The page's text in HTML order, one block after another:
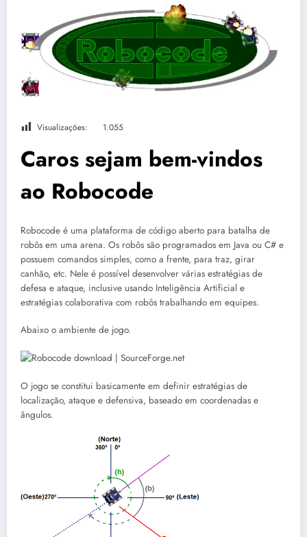
Visualizações: 1.055
Caros sejam bem-vindos
ao Robocode
Robocode é uma plataforma de código aberto para batalha de
robôs em uma arena. Os robôs são programados em Java ou C# e
possuem comandos simples, como a frente, para traz, girar
canhão, etc. Nele é possível desenvolver várias estratégias de
defesa e ataque, inclusive usando Inteligência Artificial e
estratégias colaborativa com robôs trabalhando em equipes.
Abaixo o ambiente de jogo.
O jogo se constitui basicamente em definir estratégias de
localização, ataque e defensiva, baseado em coordenadas e
ângulos.